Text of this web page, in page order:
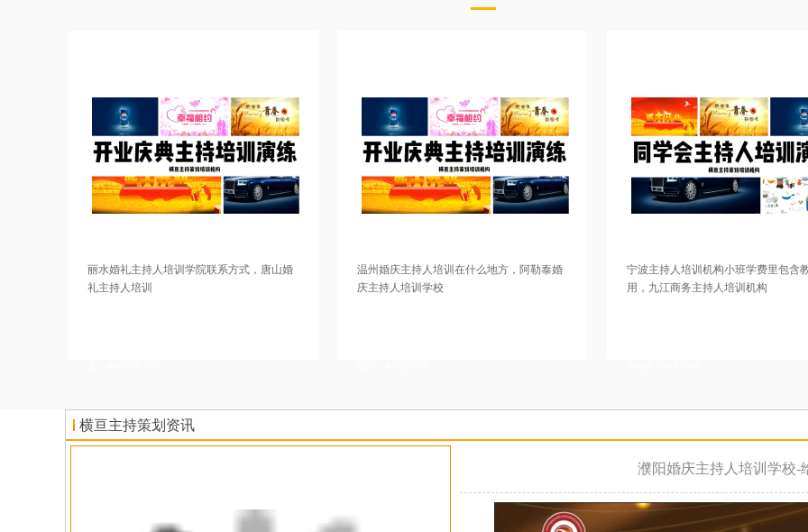
丽水婚礼主持人培训学院联系方式，唐山婚
温州婚庆主持人培训在什么地方，阿勒泰婚
庆主持人培训学校
宁波主持人培训机构小班学费里包含教材费
用，九江商务主持人培训机构
横亘主持策划资讯
濮阳婚庆主持人培训学校-